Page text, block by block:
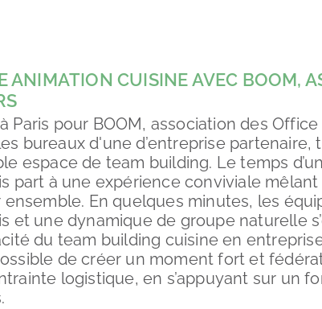
ANIMATION CUISINE AVEC BOOM,
Paris pour BOOM, association des
bureaux d'une d’entreprise partenaire,
espace de team building. Le temps
part à une expérience conviviale
En quelques minutes, les
et une dynamique de groupe naturelle
du team building cuisine en
de créer un moment fort et
logistique, en s’appuyant sur un